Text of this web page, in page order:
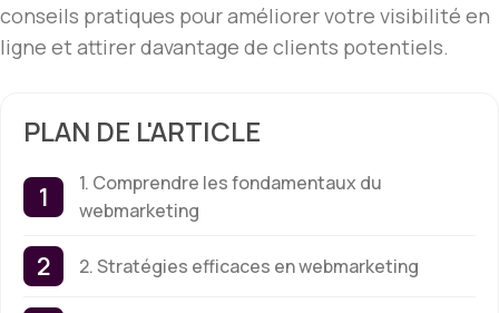
conseils pratiques pour améliorer votre visibilité en
ligne et attirer davantage de clients potentiels.
PLAN DE L'ARTICLE
1. Comprendre les fondamentaux du
webmarketing
2. Stratégies efficaces en webmarketing